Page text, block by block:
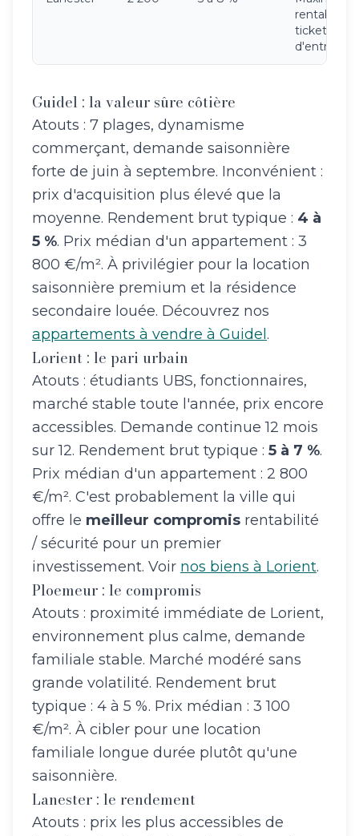
rentabilité,
tickets
d'entrée
Guidel : la valeur sûre côtière
Atouts : 7 plages, dynamisme
commerçant, demande saisonnière
forte de juin à septembre. Inconvénient :
prix d'acquisition plus élevé que la
moyenne. Rendement brut typique : 4 à
5 %. Prix médian d'un appartement : 3
800 €/m². À privilégier pour la location
saisonnière premium et la résidence
secondaire louée. Découvrez nos
appartements à vendre à Guidel .
Lorient : le pari urbain
Atouts : étudiants UBS, fonctionnaires,
marché stable toute l'année, prix encore
accessibles. Demande continue 12 mois
sur 12. Rendement brut typique : 5 à 7 %.
Prix médian d'un appartement : 2 800
€/m². C'est probablement la ville qui
offre le meilleur compromis rentabilité
/ sécurité pour un premier
investissement. Voir nos biens à Lorient.
Ploemeur : le compromis
Atouts : proximité immédiate de Lorient,
environnement plus calme, demande
familiale stable. Marché modéré sans
grande volatilité. Rendement brut
typique : 4 à 5 %. Prix médian : 3 100
€/m². À cibler pour une location
familiale longue durée plutôt qu'une
saisonnière.
Lanester : le rendement
Atouts : prix les plus accessibles de